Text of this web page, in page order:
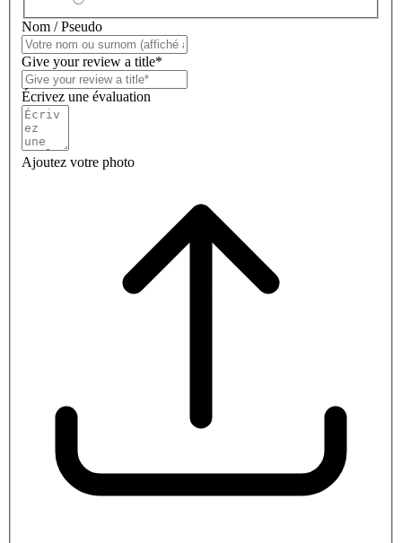
Nom / Pseudo
Give your review a title*
Écrivez une évaluation
Ajoutez votre photo